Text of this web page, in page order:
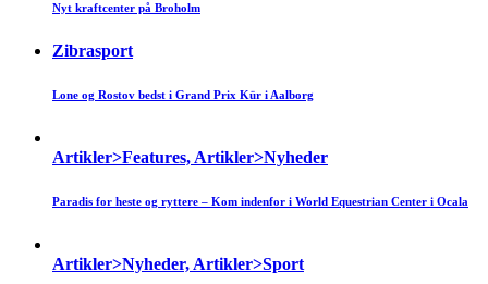
Nyt kraftcenter på Broholm
Zibrasport
Lone og Rostov bedst i Grand Prix Kür i Aalborg
Artikler>Features, Artikler>Nyheder
Paradis for heste og ryttere – Kom indenfor i World Equestrian Center i Ocala
Artikler>Nyheder, Artikler>Sport